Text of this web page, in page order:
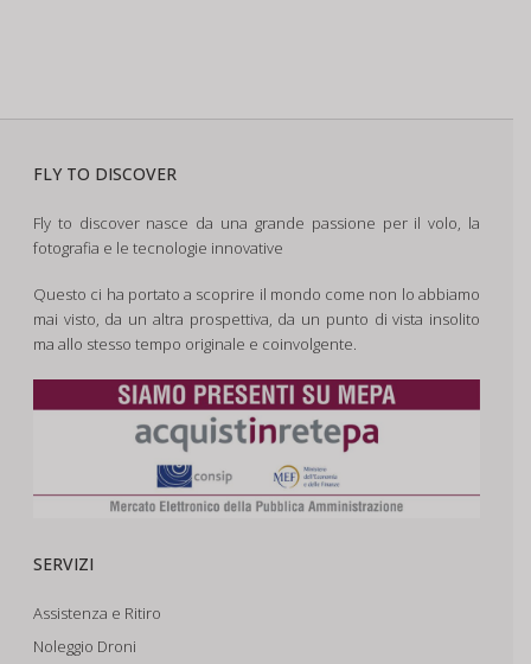
FLY TO DISCOVER
Fly to discover nasce da una grande passione per il volo, la
fotografia e le tecnologie innovative
Questo ci ha portato a scoprire il mondo come non lo abbiamo
mai visto, da un altra prospettiva, da un punto di vista insolito
ma allo stesso tempo originale e coinvolgente.
SERVIZI
Assistenza e Ritiro
Noleggio Droni